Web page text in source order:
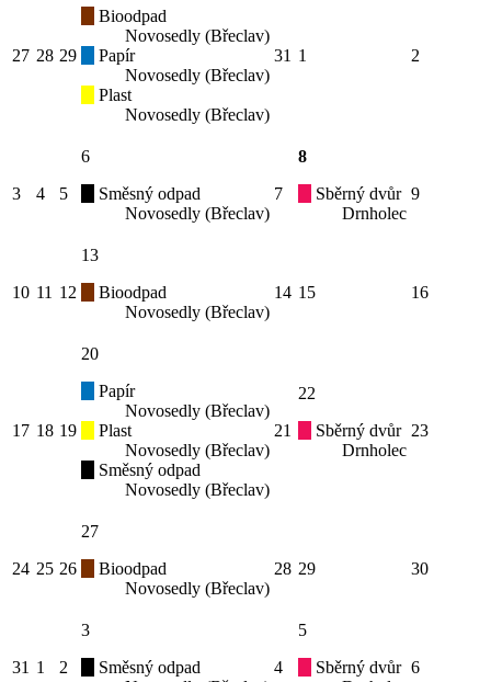
27 28 29
Bioodpad
Novosedly (Břeclav)
Papír
Novosedly (Břeclav)
Plast
Novosedly (Břeclav)
31 1 2
3 4 5
6
Směsný odpad
Novosedly (Břeclav)
7
8
Sběrný dvůr
Drnholec
9
10 11 12
13
Bioodpad
Novosedly (Břeclav)
14 15 16
17 18 19
20
Papír
Novosedly (Břeclav)
Plast
Novosedly (Břeclav)
Směsný odpad
Novosedly (Břeclav)
21
22
Sběrný dvůr
Drnholec
23
24 25 26
27
Bioodpad
Novosedly (Břeclav)
28 29 30
31 1 2
3
Směsný odpad
4
5
Sběrný dvůr 6